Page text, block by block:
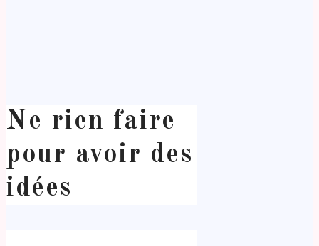
Ne rien faire
pour avoir des
idées